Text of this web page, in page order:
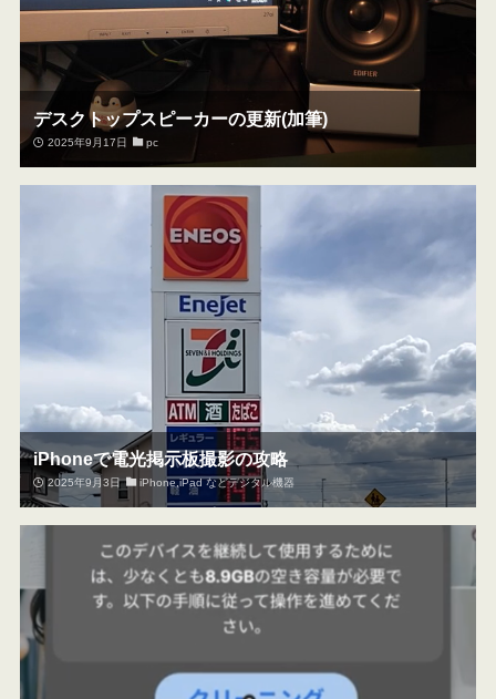
デスクトップスピーカーの更新(加筆)
2025年9月17日 pc
iPhoneで電光掲示板撮影の攻略
2025年9月3日 iPhone,iPad などデジタル機器